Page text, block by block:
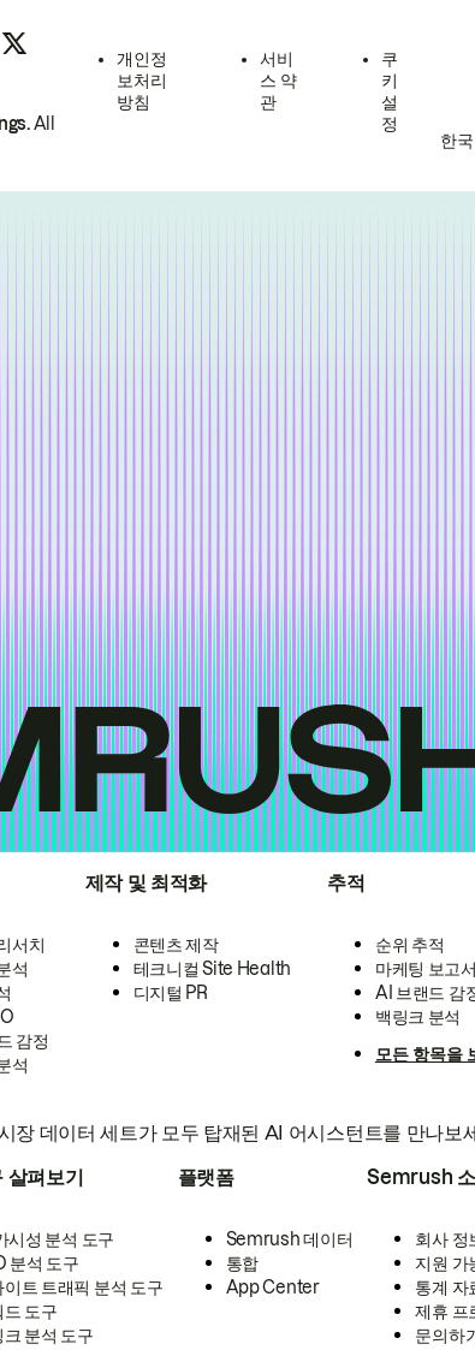
서치
석
감정
석
제작 및 최적화
콘텐츠 제작
테크니컬 Site Health
디지털 PR
추적
순위 추적
마케팅 보고
AI 브랜드 감
백링크 분석
모든 항목을
장 데이터 세트가 모두 탑재된 AI 어시스턴트를 만나보
살펴보기
시성 분석 도구
분석 도구
이트 트래픽 분석 도구
드 도구
크 분석 도구
플랫폼
Semrush 데이터
통합
App Center
Semrush
회사 정
지원 가
통계 자
제휴 프
문의하
All
개인정
보처리
방침
서비
스 약
관
쿠
키
설
정
한